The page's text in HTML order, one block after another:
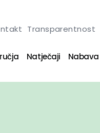
Transparentnost
Natječaji Nabava